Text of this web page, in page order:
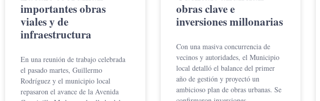
importantes obras
viales y de
infraestructura
En una reunión de trabajo celebrada
el pasado martes, Guillermo
Rodríguez y el municipio local
repasaron el avance de la Avenida
obras clave e
inversiones millonarias
Con una masiva concurrencia de
vecinos y autoridades, el Municipio
local detalló el balance del primer
año de gestión y proyectó un
ambicioso plan de obras urbanas. Se